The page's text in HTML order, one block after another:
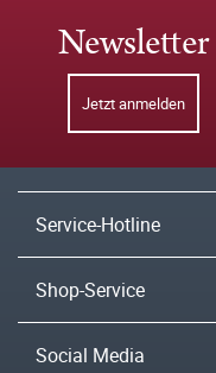
Newsletter
Jetzt anmelden
Service-Hotline
Shop-Service
Social Media